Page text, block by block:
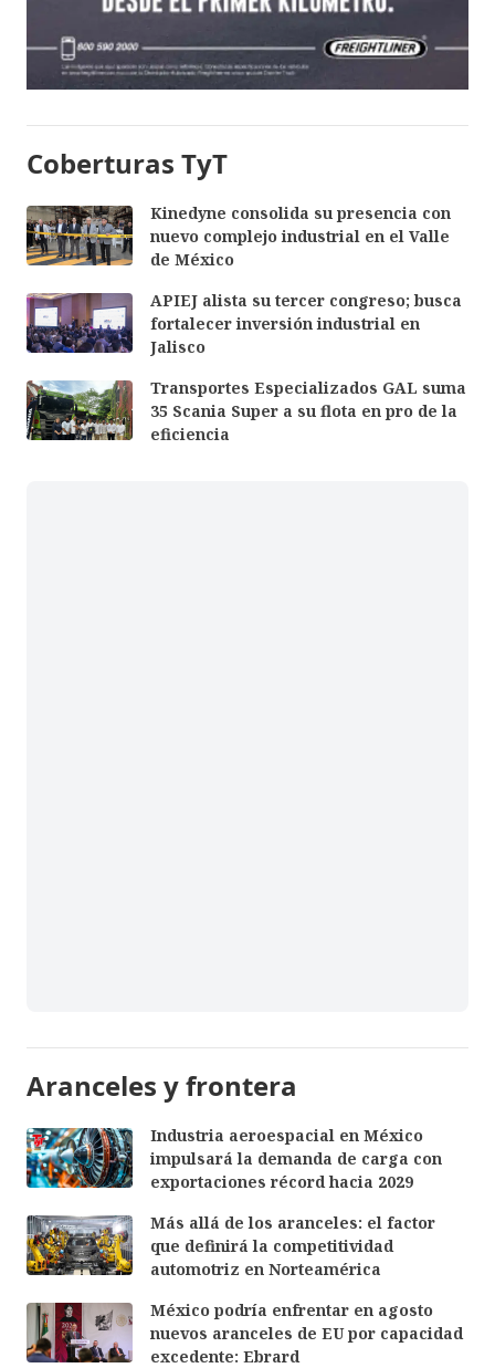
Coberturas TyT
Kinedyne consolida su presencia con
nuevo complejo industrial en el Valle
de México
APIEJ alista su tercer congreso; busca
fortalecer inversión industrial en
Jalisco
Transportes Especializados GAL suma
35 Scania Super a su flota en pro de la
eficiencia
Aranceles y frontera
Industria aeroespacial en México
impulsará la demanda de carga con
exportaciones récord hacia 2029
Más allá de los aranceles: el factor
que definirá la competitividad
automotriz en Norteamérica
México podría enfrentar en agosto
nuevos aranceles de EU por capacidad
excedente: Ebrard